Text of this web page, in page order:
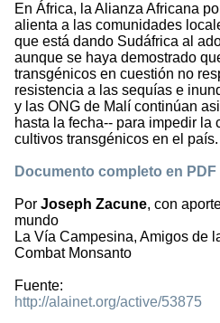
En África, la Alianza Africana
alienta a las comunidades
que está dando Sudáfrica al
aunque se haya demostrado
transgénicos en cuestión no
resistencia a las sequías e
y las ONG de Malí continúan
hasta la fecha-- para impedir la
cultivos transgénicos en el país.
Documento completo en PDF
Por Joseph Zacune, con
mundo
La Vía Campesina, Amigos de
Combat Monsanto
Fuente:
http://alainet.org/active/53875